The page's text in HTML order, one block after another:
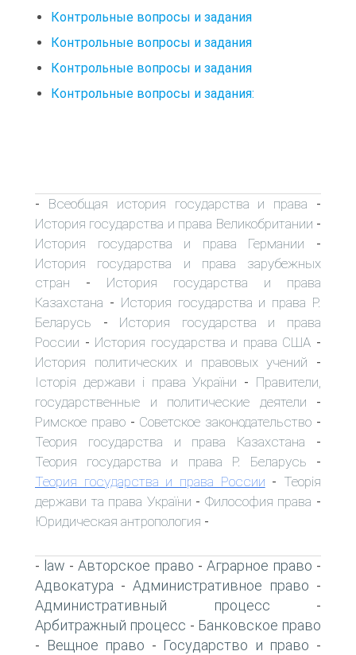
Контрольные вопросы и задания
Контрольные вопросы и задания
Контрольные вопросы и задания
Контрольные вопросы и задания:
- Всеобщая история государства и права -
История государства и права Великобритании -
История государства и права Германии -
История государства и права зарубежных
стран - История государства и права
Казахстана - История государства и права Р.
Беларусь - История государства и права
России - История государства и права США -
История политических и правовых учений -
Історія держави і права України - Правители,
государственные и политические деятели -
Римское право- Советское законодательство -
Теория государства и права Казахстана -
Теория государства и права Р. Беларусь -
Теория государства и права России - Теорія
держави та права України - Философия права -
Юридическая антропология -
- law - Авторское право - Аграрное право -
Адвокатура - Административное право -
Административный процесс -
Арбитражный процесс - Банковское право
- Вещное право - Государство и право -